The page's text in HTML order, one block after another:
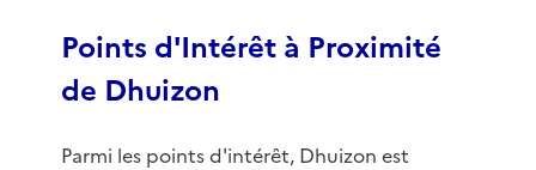
Points d'Intérêt à Proximité
de Dhuizon
Parmi les points d'intérêt, Dhuizon est